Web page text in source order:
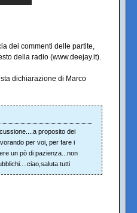
dei commenti delle partite,
della radio (www.deejay.it).
dichiarazione di Marco
proposito dei
per voi, per fare i
un pò di pazienza...non
tutti